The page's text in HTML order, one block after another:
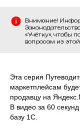
Внимание!
«Учётку», чтобы
вопросам из этой
Эта серия
маркетплейсам
продавцу на
В видео за 60
базу 1С.